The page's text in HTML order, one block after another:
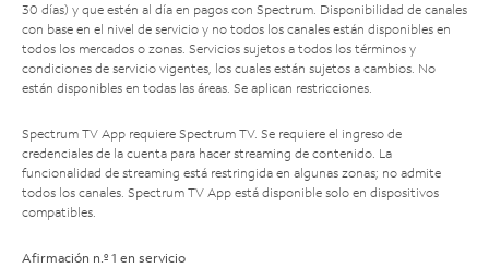
30 días) y que estén al día en pagos con Spectrum. Disponibilidad de canales
con base en el nivel de servicio y no todos los canales están disponibles en
todos los mercados o zonas. Servicios sujetos a todos los términos y
condiciones de servicio vigentes, los cuales están sujetos a cambios. No
están disponibles en todas las áreas. Se aplican restricciones.
Spectrum TV App requiere Spectrum TV. Se requiere el ingreso de
credenciales de la cuenta para hacer streaming de contenido. La
funcionalidad de streaming está restringida en algunas zonas; no admite
todos los canales. Spectrum TV App está disponible solo en dispositivos
compatibles.
Afirmación n.º 1 en servicio